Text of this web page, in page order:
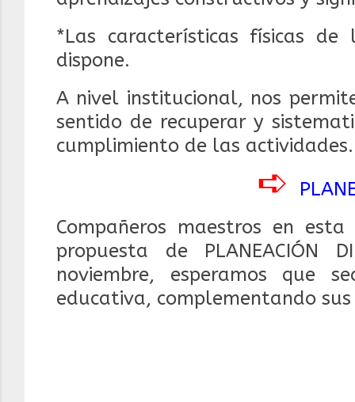
*Las características físicas
dispone.
A nivel institucional, nos
sentido de recuperar y
cumplimiento de las actividades.
➪
Compañeros maestros en
propuesta de PLANEACIÓN
noviembre, esperamos que
educativa, complementando